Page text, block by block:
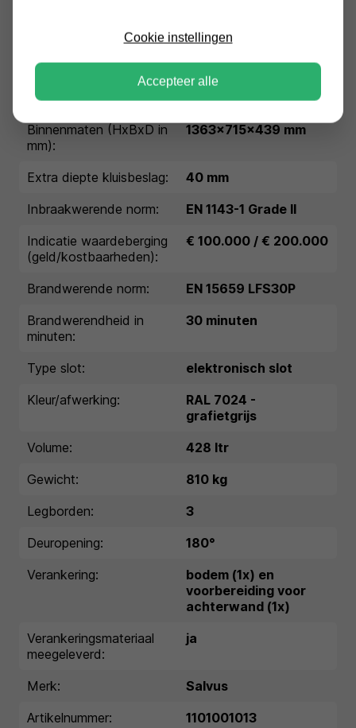
Buitenmaten (HxBxD in
mm):
1510x850x600 mm
Binnenmaten (HxBxD in
mm):
1363x715x439 mm
Extra diepte kluisbeslag:
40 mm
Inbraakwerende norm:
EN 1143-1 Grade II
Indicatie waardeberging
(geld/kostbaarheden):
€ 100.000 / € 200.000
Brandwerende norm:
EN 15659 LFS30P
Brandwerendheid in
minuten:
30 minuten
Type slot:
elektronisch slot
Kleur/afwerking:
RAL 7024 -
grafietgrijs
Volume:
428 ltr
Gewicht:
810 kg
Legborden:
3
Deuropening:
180°
Verankering:
bodem (1x) en
voorbereiding voor
achterwand (1x)
Verankeringsmateriaal
meegeleverd:
ja
Merk:
Salvus
Artikelnummer:
1101001013
Cookie instellingen
Accepteer alle